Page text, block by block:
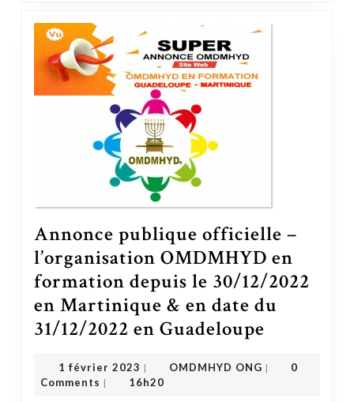
Annonce publique officielle –
l’organisation OMDMHYD en
formation depuis le 30/12/2022
en Martinique & en date du
31/12/2022 en Guadeloupe
1 février 2023 | OMDMHYD ONG |
0
Comments | 16h20